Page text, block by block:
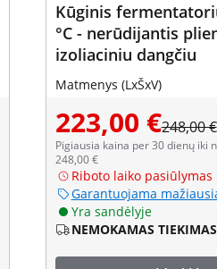
Kūginis
°C - nerūdijantis
izoliaciniu dangčiu
Matmenys (LxŠxV)
223,00 €248,00 €
Pigiausia kaina per 30 dienų iki
248,00 €
Riboto laiko pasiūlymas
Garantuojama
Yra sandėlyje
NEMOKAMAS TIEKIMAS